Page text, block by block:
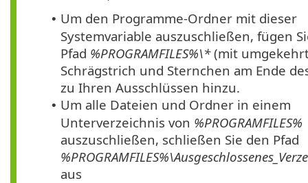
• Um den Programme-Ordner mit dieser
Systemvariable auszuschließen, fügen
Pfad %PROGRAMFILES%\*(mit
Schrägstrich und Sternchen am Ende
zu Ihren Ausschlüssen hinzu.
• Um alle Dateien und Ordner in einem
Unterverzeichnis von %PROGRAMFILES%
auszuschließen, schließen Sie den Pfad
%PROGRAMFILES%\
aus